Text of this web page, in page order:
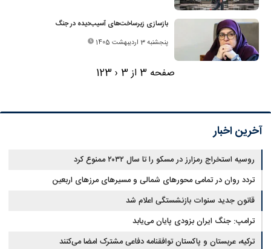
بازسازی زیرساخت‌های آسیب‌دیده در جنگ
پنجشنبه 3 اردیبهشت 1405
صفحه 3 از 3 ‹
123
آخرین اخبار
روسیه استخراج رمزارز در مسکو را تا سال ۲۰۳۲ ممنوع کرد
تردد روان در تمامی محورهای شمالی و مسیرهای مرزهای اربعین
قانون جدید سنوات بازنشستگی اعلام شد
ترامپ: جنگ ایران بزودی پایان می‌یابد
ترکیه، عربستان و پاکستان توافقنامه دفاعی مشترک امضا می‌کنند